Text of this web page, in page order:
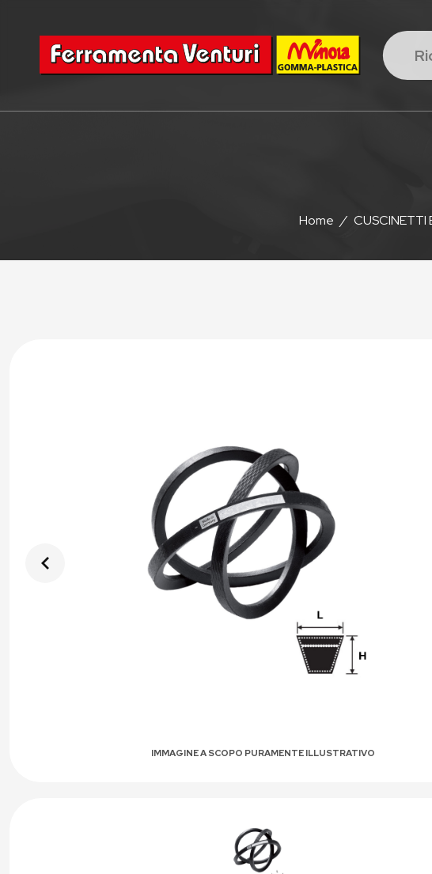
Home / CUSCINETTI
IMMAGINE A SCOPO PURAMENTE ILLUSTRATIVO